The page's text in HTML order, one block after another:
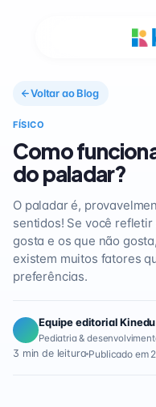
Voltar ao Blog
FÍSICO
Como
do paladar?
O paladar é,
sentidos! Se você
gosta e os que não
existem muitos fatores
preferências.
Equipe editorial Kinedu
Pediatria &
3 min de leitura Publicado em